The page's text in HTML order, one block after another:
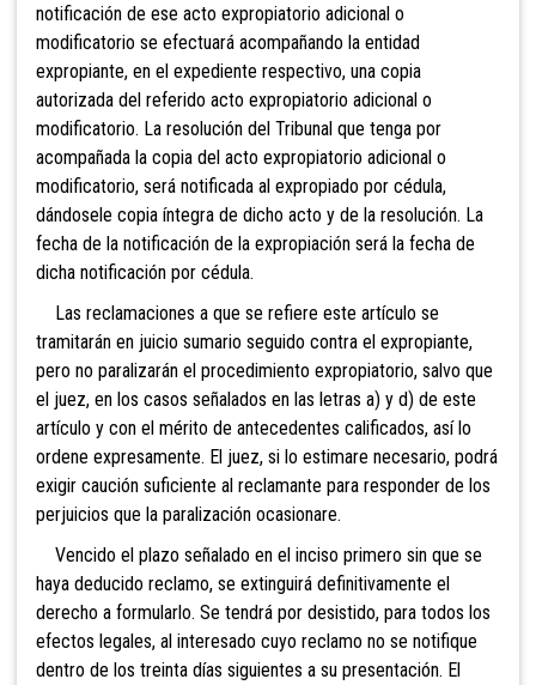
notificación de ese acto expropiatorio adicional o
modificatorio se efectuará acompañando la entidad
expropiante, en el expediente respectivo, una copia
autorizada del referido acto expropiatorio adicional o
modificatorio. La resolución del Tribunal que tenga por
acompañada la copia del acto expropiatorio adicional o
modificatorio, será notificada al expropiado por cédula,
dándosele copia íntegra de dicho acto y de la resolución. La
fecha de la notificación de la expropiación será la fecha de
dicha notificación por cédula.
Las reclamaciones a que se refiere este artículo se
tramitarán en juicio sumario seguido contra el expropiante,
pero no paralizarán el procedimiento expropiatorio, salvo que
el juez, en los casos señalados en las letras a) y d) de este
artículo y con el mérito de antecedentes calificados, así lo
ordene expresamente. El juez, si lo estimare necesario, podrá
exigir caución suficiente al reclamante para responder de los
perjuicios que la paralización ocasionare.
Vencido el plazo señalado en el inciso primero sin que se
haya deducido reclamo, se extinguirá definitivamente el
derecho a formularlo. Se tendrá por desistido, para todos los
efectos legales, al interesado cuyo reclamo no se notifique
dentro de los treinta días siguientes a su presentación. El